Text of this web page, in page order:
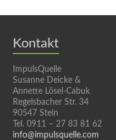
Kontakt
ImpulsQuelle
Susanne Deicke &
Annette Lösel-Cabuk
Regelsbacher Str. 34
90547 Stein
Tel. 0911 – 27 83 81 62
info@impulsquelle.com